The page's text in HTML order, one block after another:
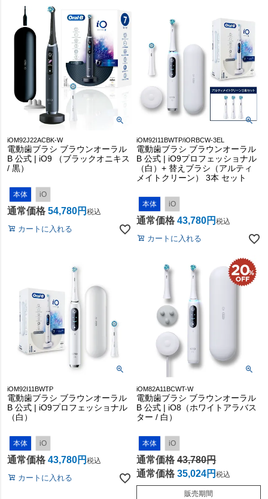
iOM92J22ACBK-W
電動歯ブラシ ブラウンオーラル
B 公式 | iO9 （ブラックオニキス
/ 黒）
本体 iO
通常価格 54,780 税込
カートに入れる
iOM92I11BWTP/iORBCW-3EL
電動歯ブラシ ブラウンオーラル
B 公式 | iO9プロフェッショナル
（白）+ 替えブラシ（アルティ
メイトクリーン） 3本 セット
本体 iO
通常価格 43,780 税込
カートに入れる
iOM92I11BWTP
電動歯ブラシ ブラウンオーラル
B 公式 | iO9プロフェッショナル
（白）
本体 iO
通常価格 43,780 税込
カートに入れる
iOM82A11BCWT-W
電動歯ブラシ ブラウンオーラル
B 公式 | iO8（ホワイトアラバス
ター / 白）
本体 iO
通常価格 43,780
通常価格 35,024 税込
販売期間